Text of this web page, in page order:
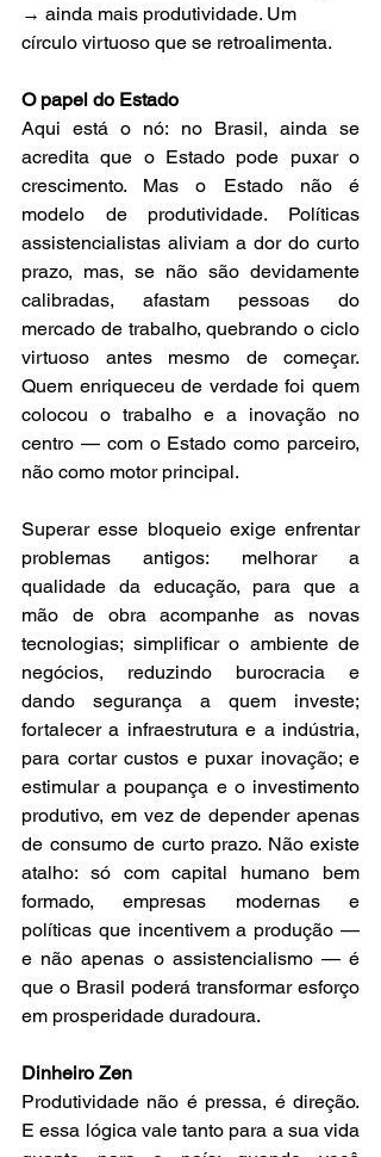
→ ainda mais produtividade. Um
círculo virtuoso que se retroalimenta.
O papel do Estado
Aqui está o nó: no Brasil, ainda se
acredita que o Estado pode puxar o
crescimento. Mas o Estado não é
modelo de produtividade. Políticas
assistencialistas aliviam a dor do curto
prazo, mas, se não são devidamente
calibradas, afastam pessoas do
mercado de trabalho, quebrando o ciclo
virtuoso antes mesmo de começar.
Quem enriqueceu de verdade foi quem
colocou o trabalho e a inovação no
centro — com o Estado como parceiro,
não como motor principal.
Superar esse bloqueio exige enfrentar
problemas antigos: melhorar a
qualidade da educação, para que a
mão de obra acompanhe as novas
tecnologias; simplificar o ambiente de
negócios, reduzindo burocracia e
dando segurança a quem investe;
fortalecer a infraestrutura e a indústria,
para cortar custos e puxar inovação; e
estimular a poupança e o investimento
produtivo, em vez de depender apenas
de consumo de curto prazo. Não existe
atalho: só com capital humano bem
formado, empresas modernas e
políticas que incentivem a produção —
e não apenas o assistencialismo — é
que o Brasil poderá transformar esforço
em prosperidade duradoura.
Dinheiro Zen
Produtividade não é pressa, é direção.
E essa lógica vale tanto para a sua vida